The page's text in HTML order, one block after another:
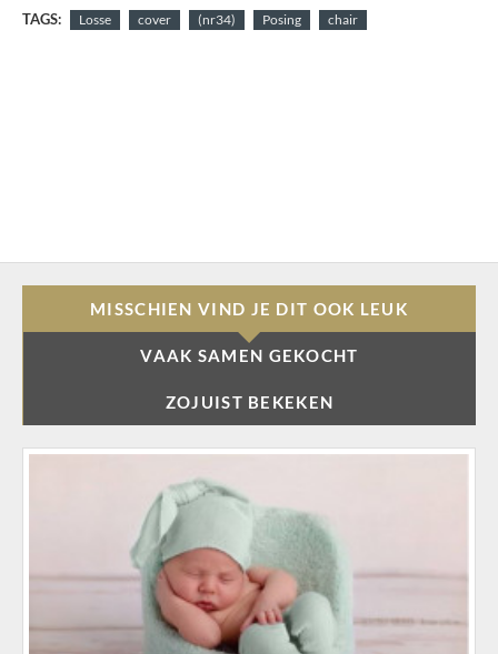
TAGS: Losse cover (nr34) Posing chair
MISSCHIEN VIND JE DIT OOK LEUK
VAAK SAMEN GEKOCHT
ZOJUIST BEKEKEN